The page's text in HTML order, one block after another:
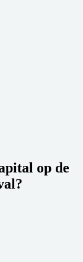
op de